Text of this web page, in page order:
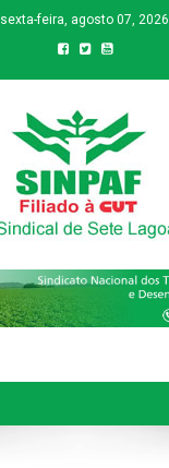
sexta-feira, agosto 07, 2026